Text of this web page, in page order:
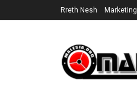
Rreth Nesh Marketing